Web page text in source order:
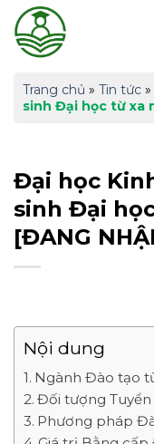
Skip
content
Trang chủ » Tin tức »
sinh Đại học từ xa
Đại học
sinh Đại
[ĐANG
Nội dung
Ngành Đào tạo
Đối tượng Tuyển
Phương pháp